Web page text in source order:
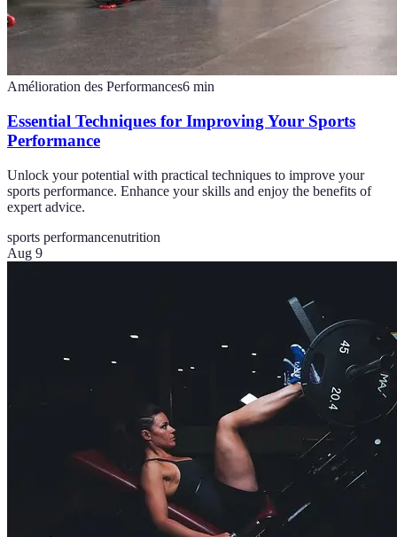
Amélioration des Performances6 min
Essential Techniques for Improving Your Sports
Performance
Unlock your potential with practical techniques to improve your
sports performance. Enhance your skills and enjoy the benefits of
expert advice.
sports performancenutrition
Aug 9